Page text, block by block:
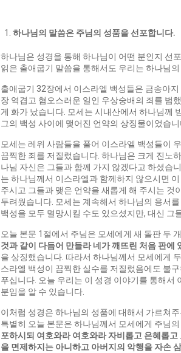
하나님의 말씀은 주님의 성품을선포합니다.
하나님은 성경을 통해 하나님이 어떤 분인지 선
읽은 출애굽기 말씀을 통해서도 우리는 하나님
출애굽기 32장에서 이스라엘 백성들은 금송아
장 역겹고 혐오스러운 일인 우상숭배의 죄를 범
게 화가 났습니다. 모세는 시내산에서 하나님께
그의 백성 사이에 맺어진 언약의 상징물이었습
모세는 레위 사람들을 풀어 이스라엘 백성들이
끔찍한 죄를 저질렀습니다. 하나님은 크게 진노
나님 자신은 그들과 함께 가지 않겠다고 하셨습
는 하나님께서 이스라엘과 함께하지 않으시면
주시고 그들과 맺은 언약을 새롭게 해 주시는
두려웠습니다. 모세는 계속해서 하나님의 용서
백성을 모두 멸망시킬 수도 있으셨지만, 대신 그
오늘 본문 1절에서 주님은 모세에게 새 돌판 두
것과 같이 다듬어 만들라 네가깨뜨린 처음 판에
을 상징했습니다. 따라서 하나님께서 모세에게
스라엘 백성이 끔찍한 실수를 저질렀음에도 불
푸십니다. 오늘 우리는 이 성경 이야기를 통해
분임을 알 수 있습니다.
이처럼 성경은 하나님의 성품에 대해서 가르쳐
특별히 오늘 본문은 하나님께서 모세에게 주님
포하시되 여호와라 여호와라 자비롭고 은혜롭
을 면제하지는 아니하고 아버지의 악행을 자손